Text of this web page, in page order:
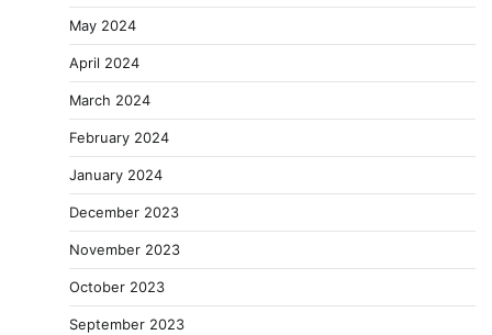
May 2024
April 2024
March 2024
February 2024
January 2024
December 2023
November 2023
October 2023
September 2023